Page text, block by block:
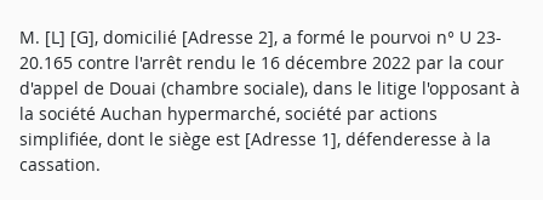
M. [L] [G], domicilié [Adresse 2], a formé le pourvoi n° U 23-
20.165 contre l'arrêt rendu le 16 décembre 2022 par la cour
d'appel de Douai (chambre sociale), dans le litige l'opposant à
la société Auchan hypermarché, société par actions
simplifiée, dont le siège est [Adresse 1], défenderesse à la
cassation.